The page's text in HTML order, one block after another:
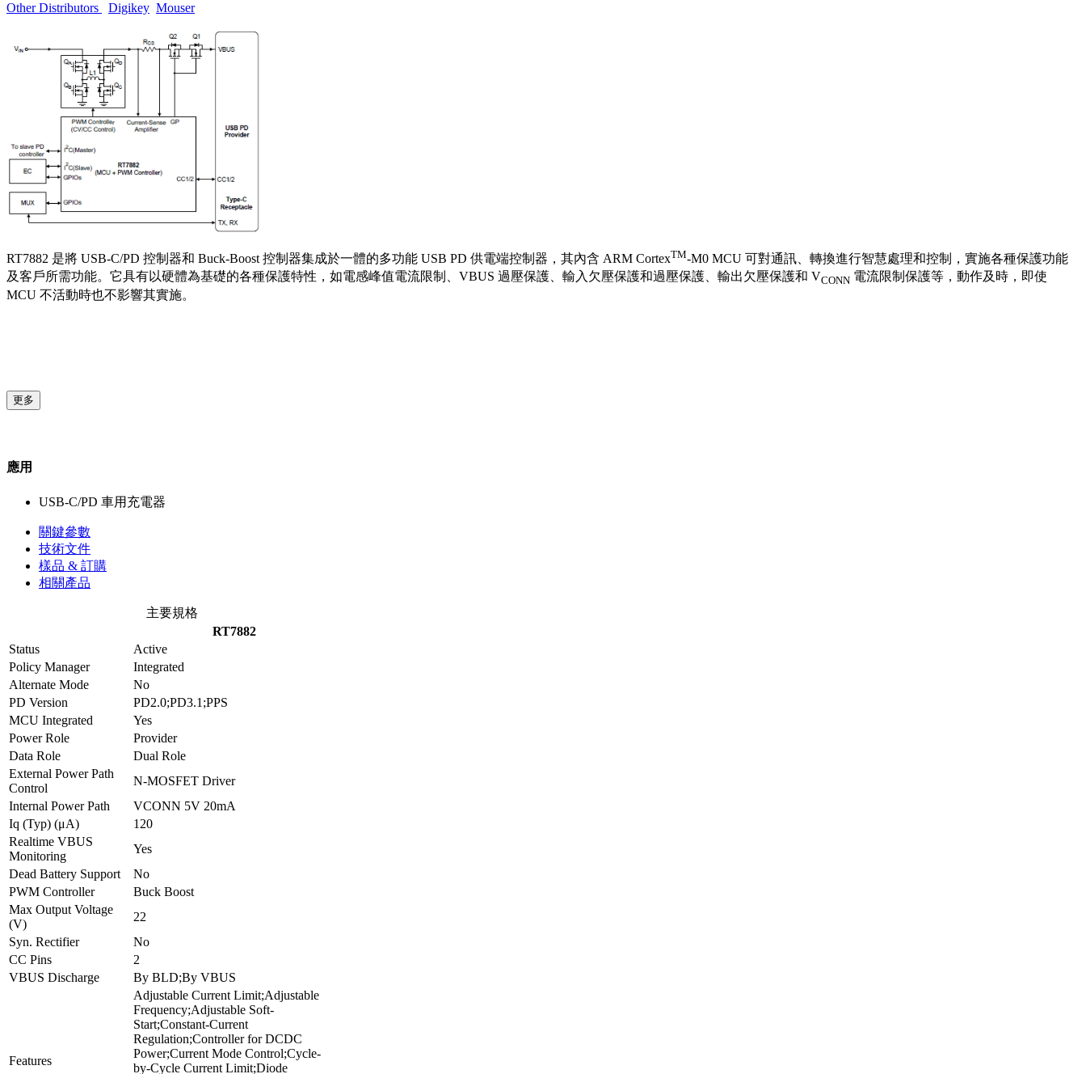
Other Distributors
Digikey Mouser
RT7882 是將 USB-C/PD 控制器和 Buck-Boost 控制器集成於一體的多功能 USB PD 供電端控制器，其內含 ARM CortexTM-M0 MCU 可對通訊、轉換進行智慧處理和控制，實施各種保護功能
及客戶所需功能。它具有以硬體為基礎的各種保護特性，如電感峰值電流限制、VBUS 過壓保護、輸入欠壓保護和過壓保護、輸出欠壓保護和 VCONN 電流限制保護等，動作及時，即使
MCU 不活動時也不影響其實施。
更多
應用
USB-C/PD 車用充電器
關鍵參數
技術文件
樣品 & 訂購
相關產品
主要規格
RT7882
Status
Active
Policy Manager
Integrated
Alternate Mode
No
PD Version
PD2.0;PD3.1;PPS
MCU Integrated
Yes
Power Role
Provider
Data Role
Dual Role
External Power Path
Control
N-MOSFET Driver
Internal Power Path
VCONN 5V 20mA
Iq (Typ) (μA)
120
Realtime VBUS
Monitoring
Yes
Dead Battery Support
No
PWM Controller
Buck Boost
Max Output Voltage
(V)
22
Syn. Rectifier
No
CC Pins
2
VBUS Discharge
By BLD;By VBUS
Features
Adjustable Current Limit;Adjustable
Frequency;Adjustable Soft-
Start;Constant-Current
Regulation;Controller for DCDC
Power;Current Mode Control;Cycle-
by-Cycle Current Limit;Diode